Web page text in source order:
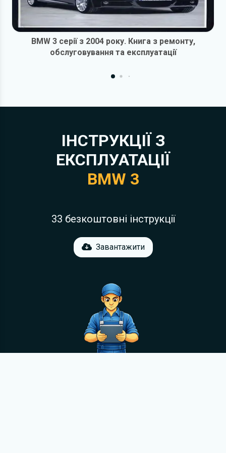
BMW 3 серії з 2004 року. Книга з ремонту,
обслуговування та експлуатації
ІНСТРУКЦІЇ З
ЕКСПЛУАТАЦІЇ
BMW 3
33 безкоштовні інструкції
Завантажити